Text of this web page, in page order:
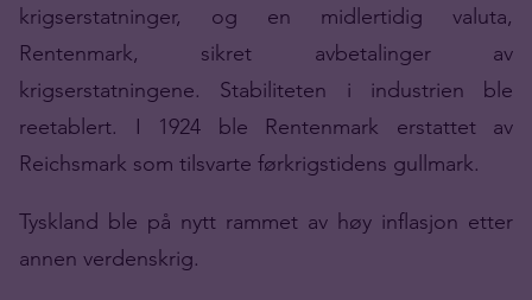
krigserstatninger, og en midlertidig valuta,
Rentenmark, sikret avbetalinger av
krigserstatningene. Stabiliteten i industrien ble
reetablert. I 1924 ble Rentenmark erstattet av
Reichsmark som tilsvarte førkrigstidens gullmark.
Tyskland ble på nytt rammet av høy inflasjon etter
annen verdenskrig.